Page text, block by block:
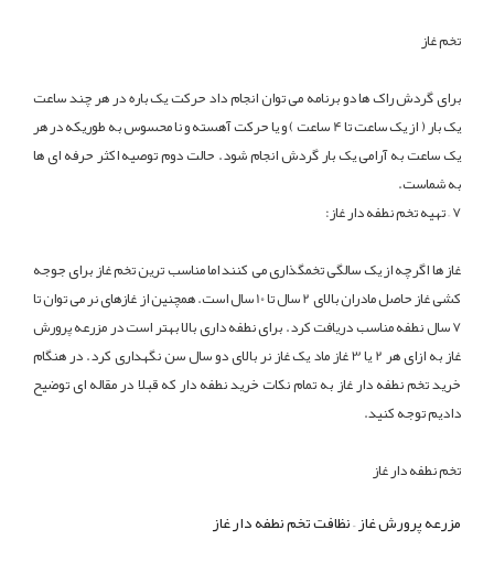
تخم غاز
برای گردش راک ها دو برنامه می توان انجام داد حرکت یک باره در هر چند ساعت
یک بار ( از یک ساعت تا 4 ساعت ) و یا حرکت آهسته و نا محسوس به طوریکه در هر
یک ساعت به آرامی یک بار گردش انجام شود. حالت دوم توصیه اکثر حرفه ای ها
به شماست.
7 – تهیه تخم نطفه دار غاز:
غاز ها اگرچه از یک سالگی تخمگذاری می کنند اما مناسب ترین تخم غاز برای جوجه
کشی غاز حاصل مادران بالای 2 سال تا 10 سال است. همچنین از غازهای نر می توان تا
7 سال نطفه مناسب دریافت کرد. برای نطفه داری بالا بهتر است در مزرعه پرورش
غاز به ازای هر 2 یا 3 غاز ماد یک غاز نر بالای دو سال سن نگهداری کرد. در هنگام
خرید تخم نطفه دار غاز به تمام نکات خرید نطفه دار که قبلا در مقاله ای توضیح
دادیم توجه کنید.
تخم نطفه دار غاز
مزرعه پرورش غاز – نظافت تخم نطفه دار غاز